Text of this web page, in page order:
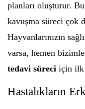
planları oluşturur. Bu
kavuşma süreci çok
Hayvanlarınızın
varsa, hemen
tedavi süreci için ilk
Hastalıkların